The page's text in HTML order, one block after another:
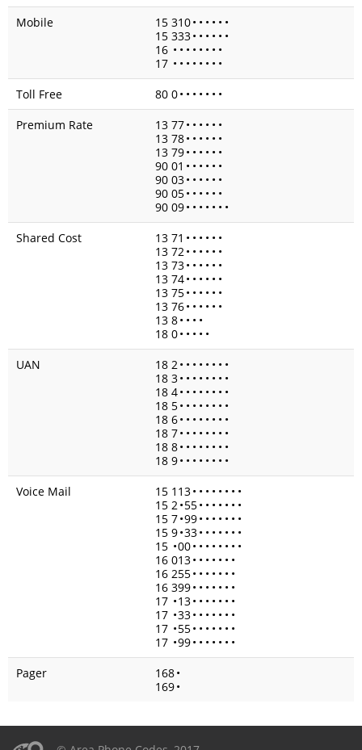
Mobile
15 310• • • • • •
15 333• • • • • •
16 • • • • • • • •
17 • • • • • • • •
Toll Free
80 0• • • • • • •
Premium Rate
13 77• • • • • •
13 78• • • • • •
13 79• • • • • •
90 01 • • • • • •
90 03• • • • • •
90 05• • • • • •
90 09• • • • • • •
Shared Cost
13 71 • • • • • •
13 72• • • • • •
13 73• • • • • •
13 74• • • • • •
13 75• • • • • •
13 76• • • • • •
13 8• • • •
18 0• • • • •
UAN
18 2• • • • • • • •
18 3• • • • • • • •
18 4• • • • • • • •
18 5• • • • • • • •
18 6• • • • • • • •
18 7• • • • • • • •
18 8• • • • • • • •
18 9• • • • • • • •
Voice Mail
15 113• • • • • • • •
15 2•55• • • • • • •
15 7•99• • • • • • •
15 9•33• • • • • • •
15 •00• • • • • • • •
16 013• • • • • • •
16 255• • • • • • •
16 399• • • • • • •
17 •13• • • • • • •
17 •33• • • • • • •
17 •55• • • • • • •
17 •99• • • • • • •
Pager
168•
169•